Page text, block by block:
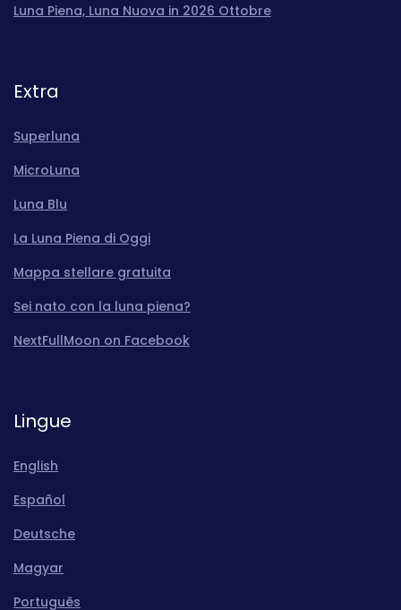
Luna Piena, Luna Nuova in 2026 Ottobre
Extra
Superluna
MicroLuna
Luna Blu
La Luna Piena di Oggi
Mappa stellare gratuita
Sei nato con la luna piena?
NextFullMoon on Facebook
Lingue
English
Español
Deutsche
Magyar
Português